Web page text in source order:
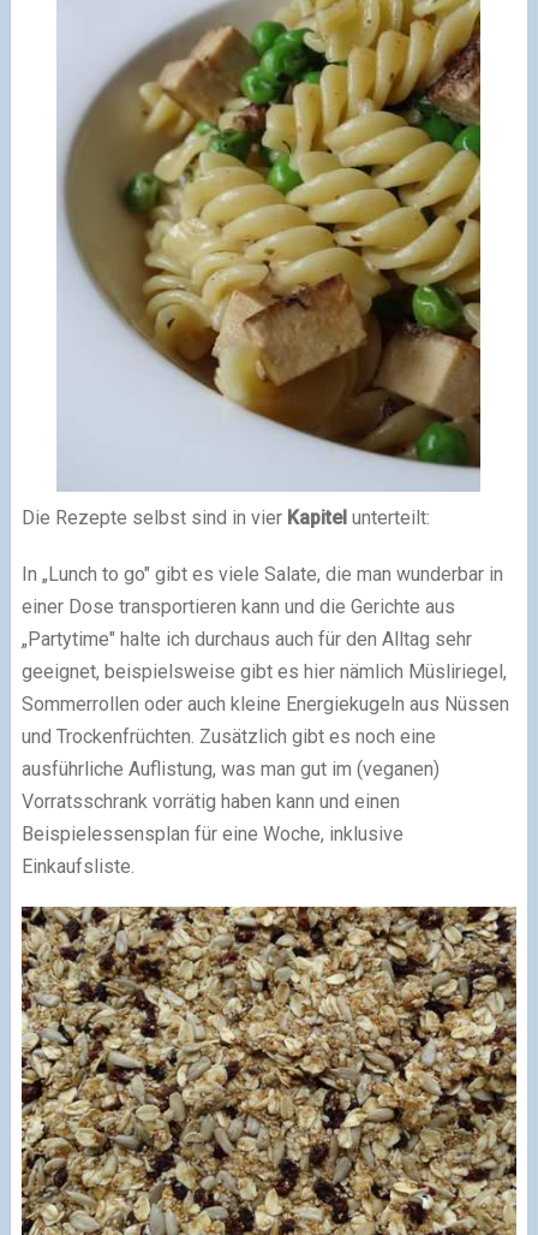
Die Rezepte selbst sind in vier Kapitelunterteilt:
In „Lunch to go" gibt es viele Salate, die man wunderbar in
einer Dose transportieren kann und die Gerichte aus
„Partytime" halte ich durchaus auch für den Alltag sehr
geeignet, beispielsweise gibt es hier nämlich Müsliriegel,
Sommerrollen oder auch kleine Energiekugeln aus Nüssen
und Trockenfrüchten. Zusätzlich gibt es noch eine
ausführliche Auflistung, was man gut im (veganen)
Vorratsschrank vorrätig haben kann und einen
Beispielessensplan für eine Woche, inklusive
Einkaufsliste.